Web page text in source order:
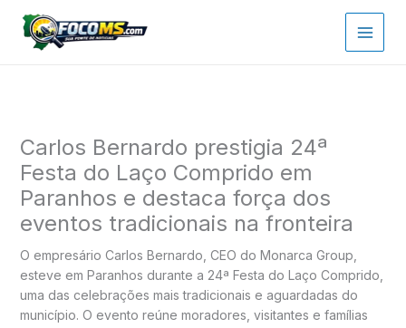
para
Carlos Bernardo prestigia 24ª
Festa do Laço Comprido em
Paranhos e destaca força dos
eventos tradicionais na fronteira
O empresário Carlos Bernardo, CEO do Monarca Group,
esteve em Paranhos durante a 24ª Festa do Laço Comprido,
uma das celebrações mais tradicionais e aguardadas do
município. O evento reúne moradores, visitantes e famílias